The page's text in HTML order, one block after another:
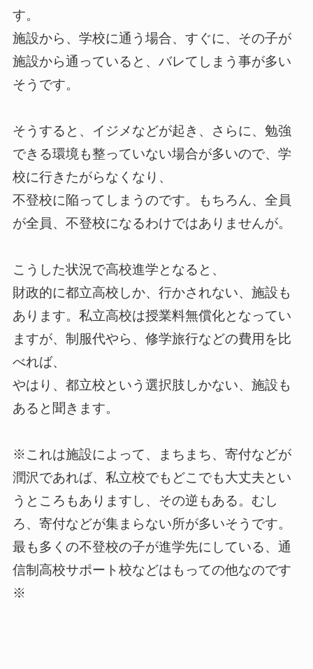
す。
施設から、学校に通う場合、すぐに、その子が
施設から通っていると、バレてしまう事が多い
そうです。
そうすると、イジメなどが起き、さらに、勉強
できる環境も整っていない場合が多いので、学
校に行きたがらなくなり、
不登校に陥ってしまうのです。もちろん、全員
が全員、不登校になるわけではありませんが。
こうした状況で高校進学となると、
財政的に都立高校しか、行かされない、施設も
あります。私立高校は授業料無償化となってい
ますが、制服代やら、修学旅行などの費用を比
べれば、
やはり、都立校という選択肢しかない、施設も
あると聞きます。
※これは施設によって、まちまち、寄付などが
潤沢であれば、私立校でもどこでも大丈夫とい
うところもありますし、その逆もある。むし
ろ、寄付などが集まらない所が多いそうです。
最も多くの不登校の子が進学先にしている、通
信制高校サポート校などはもっての他なのです
※